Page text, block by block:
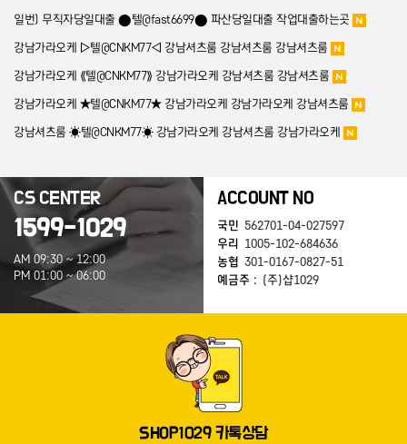
일번) 무직자당일대출 ⬤텔@fast6699⬤ 파산당일대출 작업대출하는곳
강남가라오케 ▷텔@CNKM77◁ 강남셔츠룸 강남셔츠룸 강남셔츠룸
강남가라오케 ⟪텔@CNKM77⟫ 강남가라오케 강남셔츠룸 강남셔츠룸
강남가라오케 ★텔@CNKM77★ 강남가라오케 강남가라오케 강남셔츠룸
강남셔츠룸 ☀텔@CNKM77☀ 강남가라오케 강남셔츠룸 강남가라오케
CS CENTER
1599-1029
AM 09:30 ~ 12:00
PM 01:00 ~ 06:00
ACCOUNT NO
국민 562701-04-027597
우리
1005-102-684636
농협 301-0167-0827-51
예금주 : (주)샵1029
SHOP1029 카톡상담